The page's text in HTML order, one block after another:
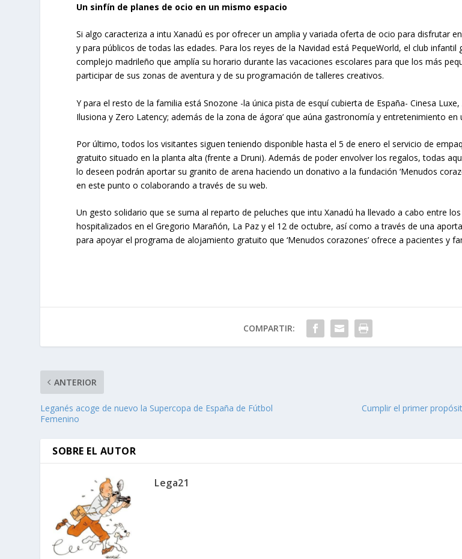
Un sinfín de planes de ocio en un mismo espacio
Si algo caracteriza a intu Xanadú es por ofrecer un amplia y variada oferta de ocio para disfrutar
y para públicos de todas las edades. Para los reyes de la Navidad está PequeWorld, el club infantil
complejo madrileño que amplía su horario durante las vacaciones escolares para que los más
participar de sus zonas de aventura y de su programación de talleres creativos.
Y para el resto de la familia está Snozone -la única pista de esquí cubierta de España- Cinesa
Ilusiona y Zero Latency; además de la zona de ágora’ que aúna gastronomía y entretenimiento en
Por último, todos los visitantes siguen teniendo disponible hasta el 5 de enero el servicio de
gratuito situado en la planta alta (frente a Druni). Además de poder envolver los regalos, todas
lo deseen podrán aportar su granito de arena haciendo un donativo a la fundación ‘Menudos
en este punto o colaborando a través de su web.
Un gesto solidario que se suma al reparto de peluches que intu Xanadú ha llevado a cabo entre
hospitalizados en el Gregorio Marañón, La Paz y el 12 de octubre, así como a través de una
para apoyar el programa de alojamiento gratuito que ‘Menudos corazones’ ofrece a pacientes y
COMPARTIR:
ANTERIOR
Leganés acoge de nuevo la Supercopa de España de Fútbol
Femenino
Cumplir el primer
SOBRE EL AUTOR
Lega21